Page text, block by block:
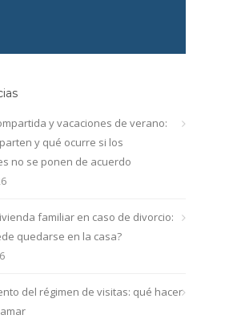
y vacaciones de verano:
y qué ocurre si los
no se ponen de acuerdo
familiar en caso de divorcio:
quedarse en la casa?
del régimen de visitas: qué hacer